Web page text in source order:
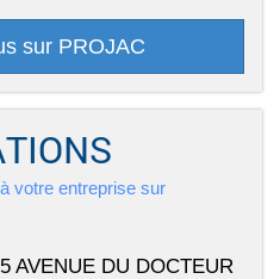
sur PROJAC
votre entreprise sur
AVENUE DU DOCTEUR